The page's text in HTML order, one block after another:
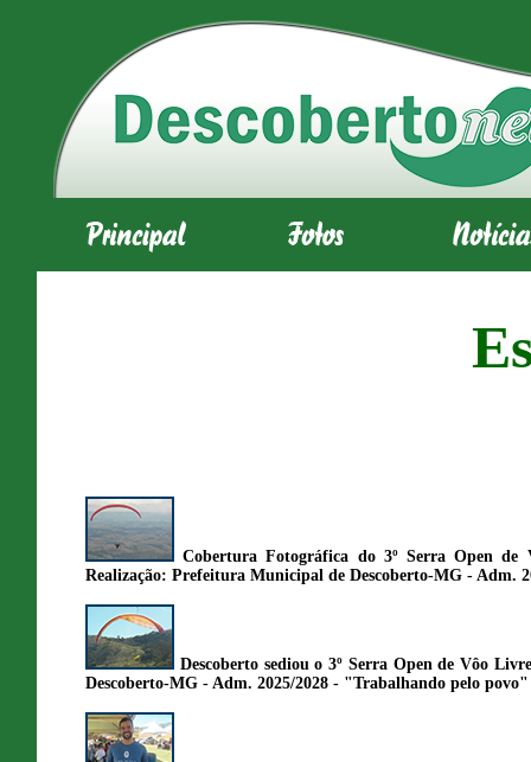
Cobertura Fotográfica do 3º Serra Open de
Realização: Prefeitura Municipal de Descoberto-MG - Adm.
Descoberto sediou o 3º Serra Open de Vôo
Descoberto-MG - Adm. 2025/2028 - "Trabalhando pelo povo"